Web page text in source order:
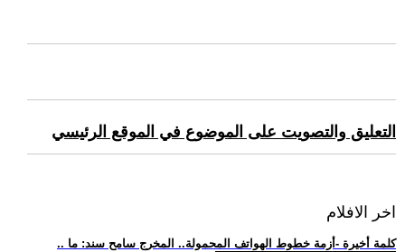
التعليق والتصويت على الموضوع في الموقع الرئيسي
اخر الافلام
.. كلمة أخيرة -أزمة خطوط الهواتف المحمولة.. المخرج سامح سند: ما